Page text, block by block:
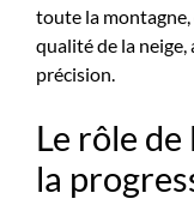
toute la
qualité de la neige,
précision.
Le rôle de
la